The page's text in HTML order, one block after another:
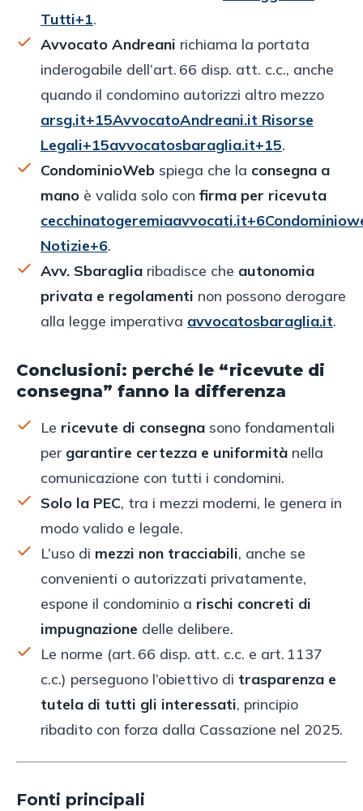
Tutti+1.
Avvocato Andreani richiama la portata
inderogabile dell’art. 66 disp. att. c.c., anche
quando il condomino autorizzi altro mezzo
arsg.it+15AvvocatoAndreani.it Risorse
Legali+15avvocatosbaraglia.it+15.
CondominioWeb spiega che la consegna a
mano è valida solo con firma per ricevuta
Notizie+6.
Avv. Sbaraglia ribadisce che autonomia
privata e regolamenti non possono derogare
alla legge imperativa avvocatosbaraglia.it.
Conclusioni: perché le “ricevute di
consegna” fanno la differenza
Le ricevute di consegna sono fondamentali
per garantire certezza e uniformità nella
comunicazione con tutti i condomini.
Solo la PEC, tra i mezzi moderni, le genera in
modo valido e legale.
L’uso di mezzi non tracciabili, anche se
convenienti o autorizzati privatamente,
espone il condominio a rischi concreti di
impugnazione delle delibere.
Le norme (art. 66 disp. att. c.c. e art. 1137
c.c.) perseguono l’obiettivo di trasparenza e
tutela di tutti gli interessati, principio
ribadito con forza dalla Cassazione nel 2025.
Fonti principali